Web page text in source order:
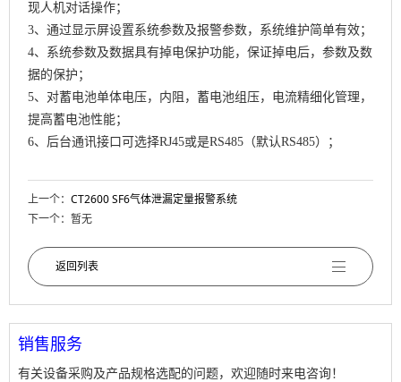
现人机对话操作；
3、 通过显示屏设置系统参数及报警参数，系统维护简单有效；
4、 系统参数及数据具有掉电保护功能，保证掉电后，参数及数
据的保护；
5、 对蓄电池单体电压，内阻，蓄电池组压，电流精细化管理，
提高蓄电池性能；
6、 后台通讯接口可选择RJ45或是RS485（默认RS485）；
上一个： CT2600 SF6气体泄漏定量报警系统
下一个：暂无
返回列表
销售服务
有关设备采购及产品规格选配的问题，欢迎随时来电咨询！